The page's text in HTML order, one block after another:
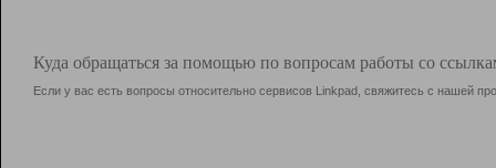
Куда обращаться за помощью по вопросам работы со
Если у вас есть вопросы относительно сервисов Linkpad, свяжитесь с нашей